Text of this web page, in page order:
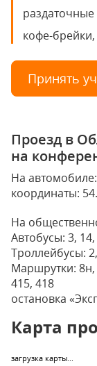
кофе-
Принять
Проезд в
на
На автомобиле:
координаты:
На
Автобусы: 3,
Троллейбусы:
Маршрутки: 8н,
415, 418
остановка
Карта
загрузка карты...